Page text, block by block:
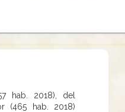
hab. 2018), del
(465 hab. 2018)